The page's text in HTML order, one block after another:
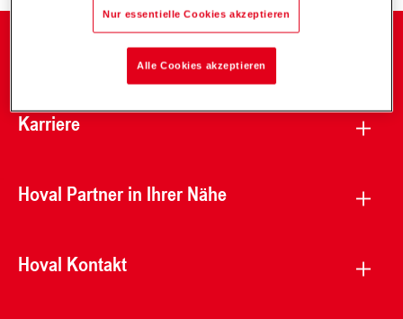
Karriere
Hoval Partner in Ihrer Nähe
Hoval Kontakt
Nur essentielle Cookies akzeptieren
Alle Cookies akzeptieren